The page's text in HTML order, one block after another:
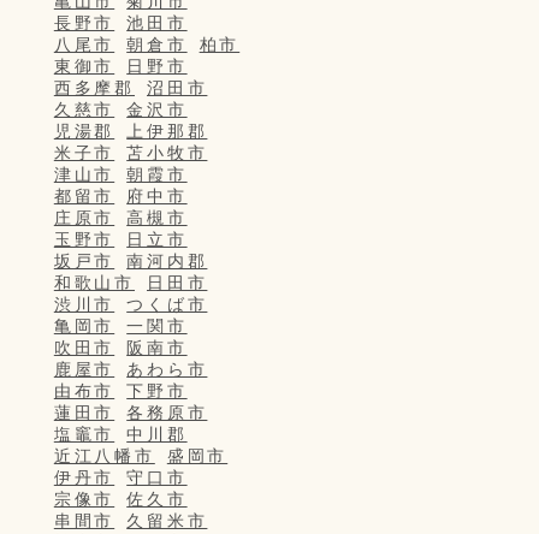
長野市
池田市
八尾市
朝倉市
柏市
東御市
日野市
西多摩郡
沼田市
久慈市
金沢市
児湯郡
上伊那郡
米子市
苫小牧市
津山市
朝霞市
都留市
府中市
庄原市
高槻市
玉野市
日立市
坂戸市
南河内郡
和歌山市
日田市
渋川市
つくば市
亀岡市
一関市
吹田市
阪南市
鹿屋市
あわら市
由布市
下野市
蓮田市
各務原市
塩竈市
中川郡
近江八幡市
盛岡市
伊丹市
守口市
宗像市
佐久市
串間市
久留米市